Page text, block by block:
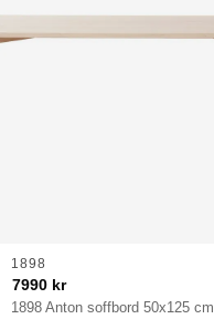
1898 Anton soffbord 50x125 cm
1898
7990 kr